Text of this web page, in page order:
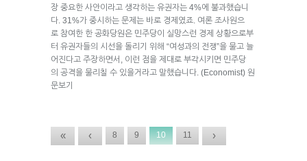
장 중요한 사안이라고 생각하는 유권자는 4%에 불과했습니
다. 31%가 중시하는 문제는 바로 경제였죠. 여론 조사원으
로 참여한 한 공화당원은 민주당이 실망스런 경제 상황으로부
터 유권자들의 시선을 돌리기 위해 “여성과의 전쟁”을 물고 늘
어진다고 주장하면서, 이런 점을 제대로 부각시키면 민주당
의 공격을 물리칠 수 있을거라고 말했습니다. (Economist) 원
문보기
« ‹ 8 9 10 11 ›